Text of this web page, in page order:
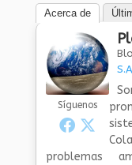
Acerca de
Síguenos
problemas